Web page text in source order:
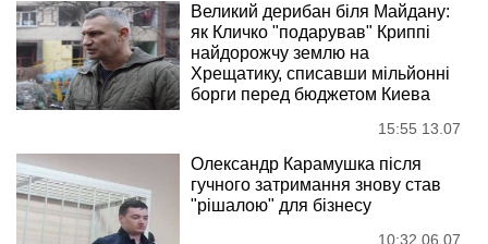
Великий дерибан біля Майдану:
як Кличко "подарував" Криппі
найдорожчу землю на
Хрещатику, списавши мільйонні
борги перед бюджетом Киева
15:55 13.07
Олександр Карамушка після
гучного затримання знову став
"рішалою" для бізнесу
10:32 06.07